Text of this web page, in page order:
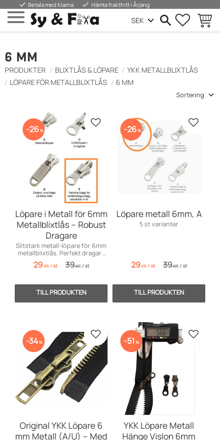
Meny
done Betala med Klarna done Hämta fraktfritt i Årjäng
6 MM
PRODUKTER BLIXTLÅS & LÖPARE
YKK METALLBLIXTLÅS
LÖPARE FÖR METALLBLIXTLÅS
6 MM
Välj sortering
Löpare i Metall för 6mm
Metallblixtlås – Robust
Dragare
Slitstark metall-löpare för 6mm
metallblixtlås. Perfekt dragare
för snabb och enkel lagning.
29KR /st 39KR /st
26% Lägg till i favoriter
Löpare metall 6mm, A
5 st varianter
29KR /st 39KR /st
26% Lägg
Original YKK Löpare 6
mm Metall (A/U) – Med
34% Lägg till i favoriter
YKK Löpare Metall
Hänge Vislon 6mm
51 % Lägg